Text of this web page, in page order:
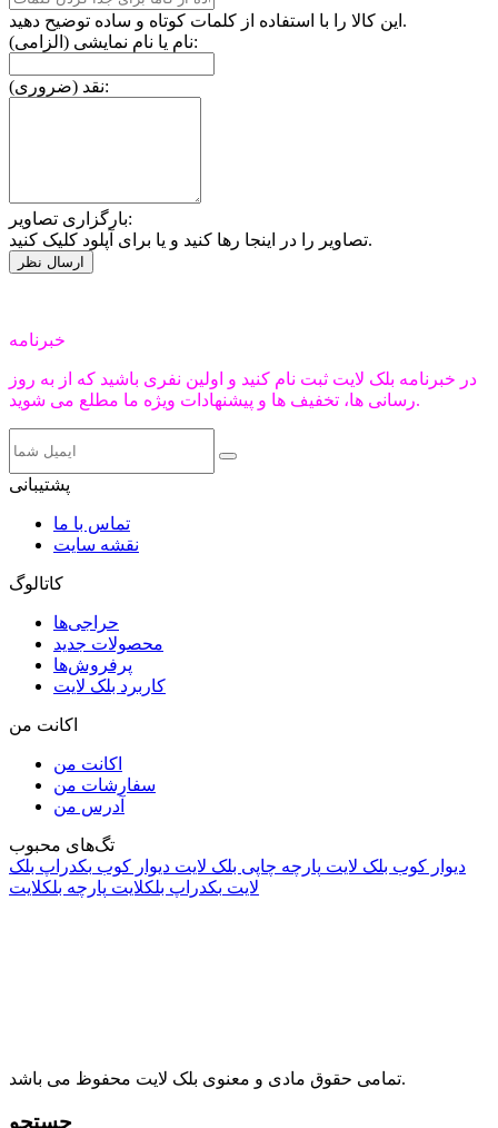
این کالا را با استفاده از کلمات کوتاه و ساده توضیح دهید.
نام یا نام نمایشی (الزامی):
نقد (ضروری):
بارگزاری تصاویر:
تصاویر را در اینجا رها کنید و یا برای آپلود کلیک کنید.
خبرنامه
در خبرنامه بلک لایت ثبت نام کنید و اولین نفری باشید که از به روز
رسانی ها، تخفیف ها و پیشنهادات ویژه ما مطلع می شوید.
پشتیبانی
تماس با ما
نقشه سایت
کاتالوگ
حراجی‌ها
محصولات جدید
پرفروش‌ها
کاربرد بلک لایت
اکانت من
اکانت من
سفارشات من
آدرس من
تگ‌های محبوب
دیوار کوب بلک لایت پارچه چاپی بلک لایت دیوار کوب بکدراپ بلک
لایت بکدراپ بلکلایت پارچه بلکلایت
تمامی حقوق مادی و معنوی بلک لایت محفوظ می باشد.
جستجو